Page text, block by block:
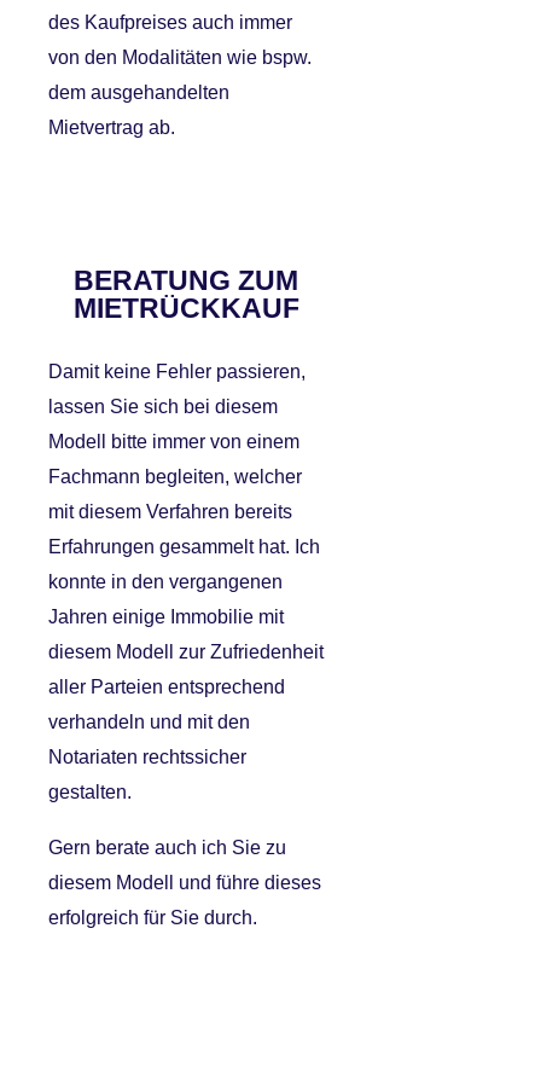
des Kaufpreises auch immer
von den Modalitäten wie bspw.
dem ausgehandelten
Mietvertrag ab.
BERATUNG ZUM
MIETRÜCKKAUF
Damit keine Fehler passieren,
lassen Sie sich bei diesem
Modell bitte immer von einem
Fachmann begleiten, welcher
mit diesem Verfahren bereits
Erfahrungen gesammelt hat. Ich
konnte in den vergangenen
Jahren einige Immobilie mit
diesem Modell zur Zufriedenheit
aller Parteien entsprechend
verhandeln und mit den
Notariaten rechtssicher
gestalten.
Gern berate auch ich Sie zu
diesem Modell und führe dieses
erfolgreich für Sie durch.